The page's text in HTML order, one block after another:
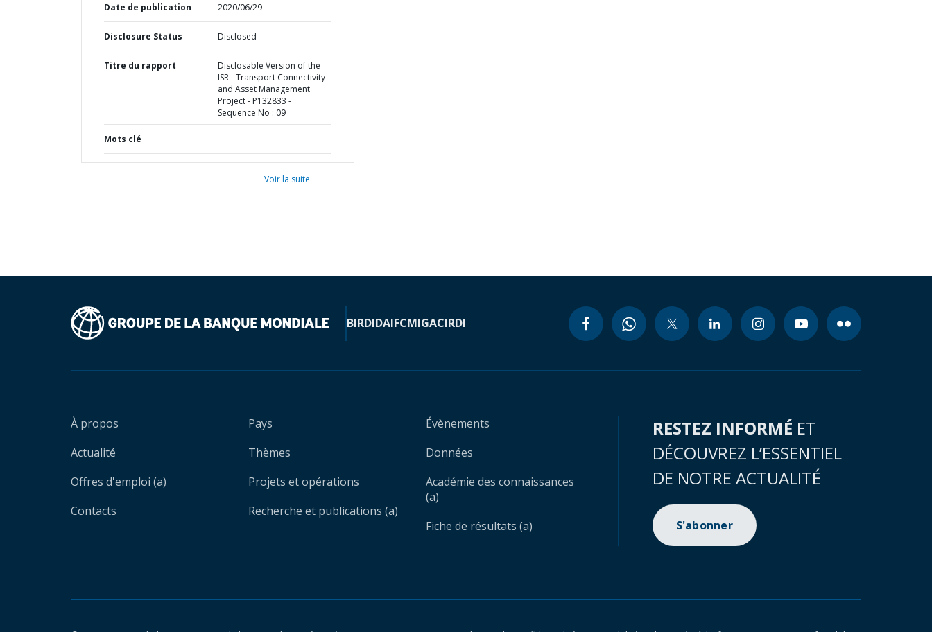
Date de publication 2020/06/29
Disclosure Status Disclosed
Titre du rapport
Disclosable Version of the
ISR - Transport Connectivity
and Asset Management
Project - P132833 -
Sequence No : 09
Mots clé
Voir la suite
BIRDIDAIFCMIGACIRDI
À propos
Actualité
Offres d'emploi (a)
Contacts
Pays
Thèmes
Projets et opérations
Recherche et publications (a)
Évènements
Données
Académie des connaissances
(a)
Fiche de résultats (a)
RESTEZ INFORMÉ ET
DÉCOUVREZ L’ESSENTIEL
DE NOTRE ACTUALITÉ
S'abonner